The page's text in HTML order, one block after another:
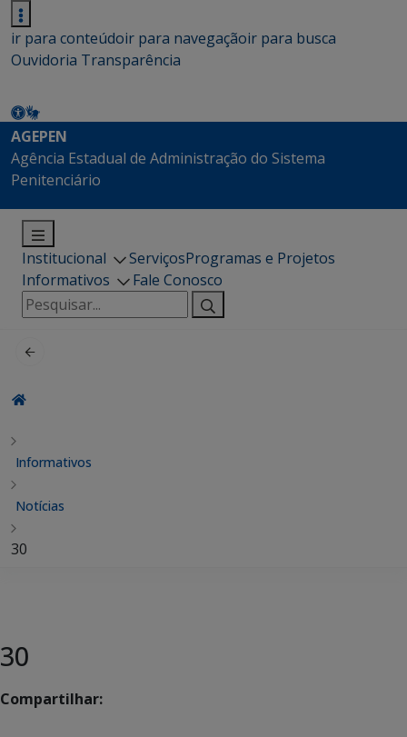
ir para conteúdoir para navegaçãoir para busca
Ouvidoria Transparência
AGEPEN
Agência Estadual de Administração do Sistema
Penitenciário
Institucional ServiçosProgramas e Projetos
Informativos
Fale Conosco
Pesquisar
por:
Informativos
Notícias
30
30
Compartilhar: